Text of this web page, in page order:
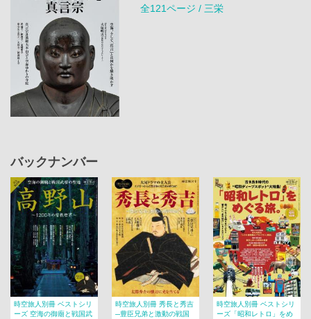
全121ページ / 三栄
バックナンバー
時空旅人別冊 ベストシリ
ーズ 空海の御廟と戦国武
時空旅人別冊 秀長と秀吉
─豊臣兄弟と激動の戦国
時空旅人別冊 ベストシリ
ーズ「昭和レトロ」をめ